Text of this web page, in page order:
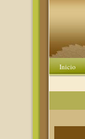
Inicio